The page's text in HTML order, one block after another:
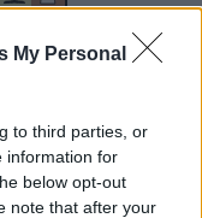
My Personal
to third parties, or
information for
below opt-out
note that after your
col
Cxf3 ± matto)